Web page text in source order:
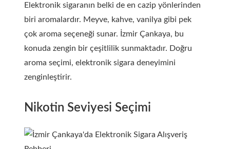
Elektronik sigaranın belki de en cazip yönlerinden
biri aromalardır. Meyve, kahve, vanilya gibi pek
çok aroma seçeneği sunar. İzmir Çankaya, bu
konuda zengin bir çeşitlilik sunmaktadır. Doğru
aroma seçimi, elektronik sigara deneyimini
zenginleştirir.
Nikotin Seviyesi Seçimi